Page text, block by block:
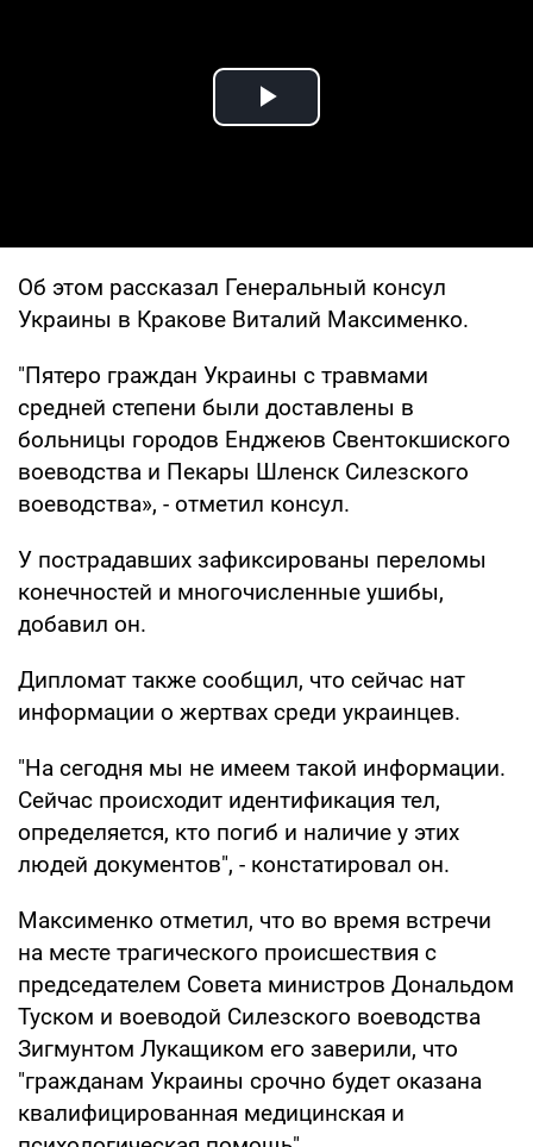
Play Video
Об этом рассказал Генеральный консул
Украины в Кракове Виталий Максименко.
"Пятеро граждан Украины с травмами
средней степени были доставлены в
больницы городов Енджеюв Свентокшиского
воеводства и Пекары Шленск Силезского
воеводства», - отметил консул.
У пострадавших зафиксированы переломы
конечностей и многочисленные ушибы,
добавил он.
Дипломат также сообщил, что сейчас нат
информации о жертвах среди украинцев.
"На сегодня мы не имеем такой информации.
Сейчас происходит идентификация тел,
определяется, кто погиб и наличие у этих
людей документов", - констатировал он.
Максименко отметил, что во время встречи
на месте трагического происшествия с
председателем Совета министров Дональдом
Туском и воеводой Силезского воеводства
Зигмунтом Лукащиком его заверили, что
"гражданам Украины срочно будет оказана
квалифицированная медицинская и